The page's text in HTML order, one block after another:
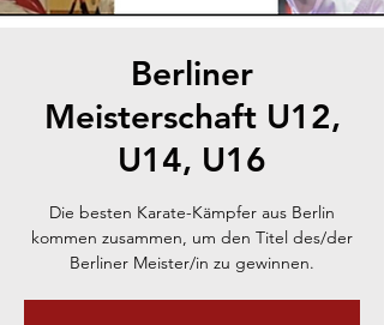
Berliner
Meisterschaft U12,
U14, U16
Die besten Karate-Kämpfer aus Berlin
kommen zusammen, um den Titel des/der
Berliner Meister/in zu gewinnen.